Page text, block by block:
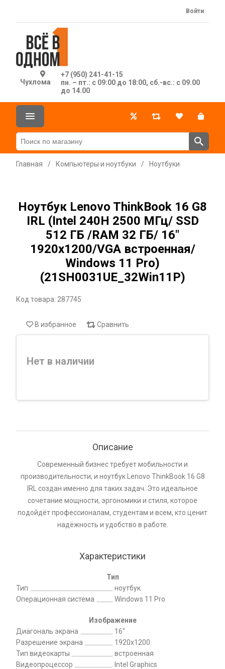
Чухлома
+7 (950) 241-41-15
пн. – пт.: с 09:00 до 18:00, сб.-вс.: с 09.00
до 14.00
Войти
Главная / Компьютеры и ноутбуки / Ноутбуки
Ноутбук Lenovo ThinkBook 16 G8
IRL (Intel 240H 2500 МГц/ SSD
512 ГБ /RAM 32 ГБ/ 16"
1920x1200/VGA встроенная/
Windows 11 Pro)
(21SH0031UE_32Win11P)
Код товара: 287745
В избранное Сравнить
Нет в наличии
Описание
Современный бизнес требует мобильности и
производительности, и ноутбук Lenovo ThinkBook 16 G8
IRL создан именно для таких задач. Это идеальное
сочетание мощности, эргономики и стиля, которое
подойдёт профессионалам, студентам и всем, кто ценит
надёжность и удобство в работе.
Характеристики
Тип
Тип
ноутбук
Операционная система
Windows 11 Pro
Изображение
Диагональ экрана
16"
Разрешение экрана
1920x1200
Тип видеокарты
встроенная
Видеопроцессор
Intel Graphics